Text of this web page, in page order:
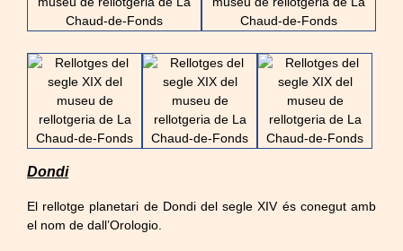
Dondi
El rellotge planetari de Dondi del segle XIV és conegut amb
el nom de dall’Orologio.